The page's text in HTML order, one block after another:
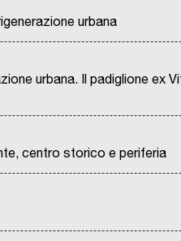
urbana
urbana. Il padiglione ex
centro storico e periferia